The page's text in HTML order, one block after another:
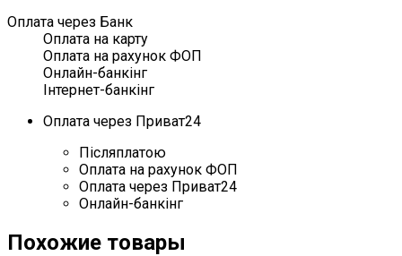
Оплата через Банк
Оплата на карту
Оплата на рахунок ФОП
Онлайн-банкінг
Інтернет-банкінг
Оплата через Приват24
Післяплатою
Оплата на рахунок ФОП
Оплата через Приват24
Онлайн-банкінг
Похожие товары